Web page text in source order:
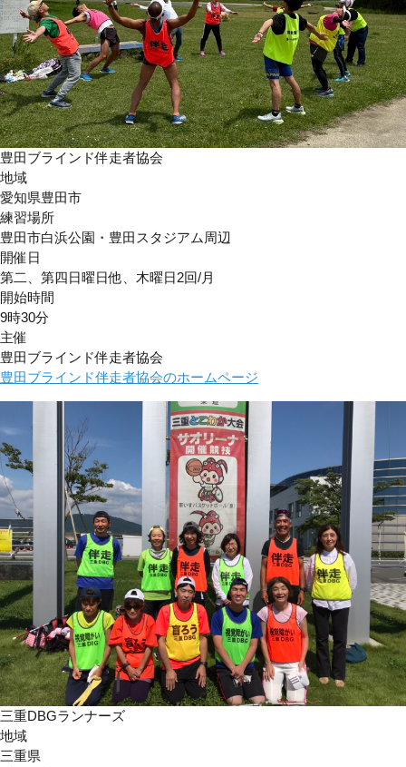
豊田ブラインド伴走者協会
地域
愛知県豊田市
練習場所
豊田市白浜公園・豊田スタジアム周辺
開催日
第二、第四日曜日他、木曜日2回/月
開始時間
9時30分
主催
豊田ブラインド伴走者協会
豊田ブラインド伴走者協会のホームページ
三重DBGランナーズ
地域
三重県